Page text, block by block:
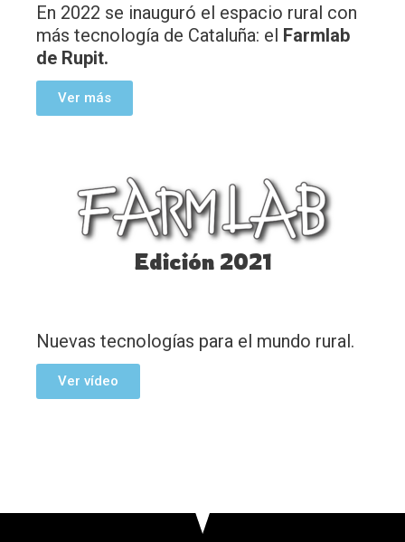
En 2022 se inauguró el espacio rural con
más tecnología de Cataluña: el Farmlab
de Rupit.
Ver más
Edición 2021
Nuevas tecnologías para el mundo rural.
Ver vídeo